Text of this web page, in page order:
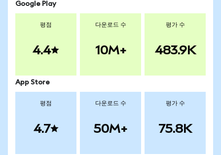
Google Play
평점
4.4
다운로드 수
10M+
평가 수
483.9K
App Store
평점
4.7
다운로드 수
50M+
평가 수
75.8K